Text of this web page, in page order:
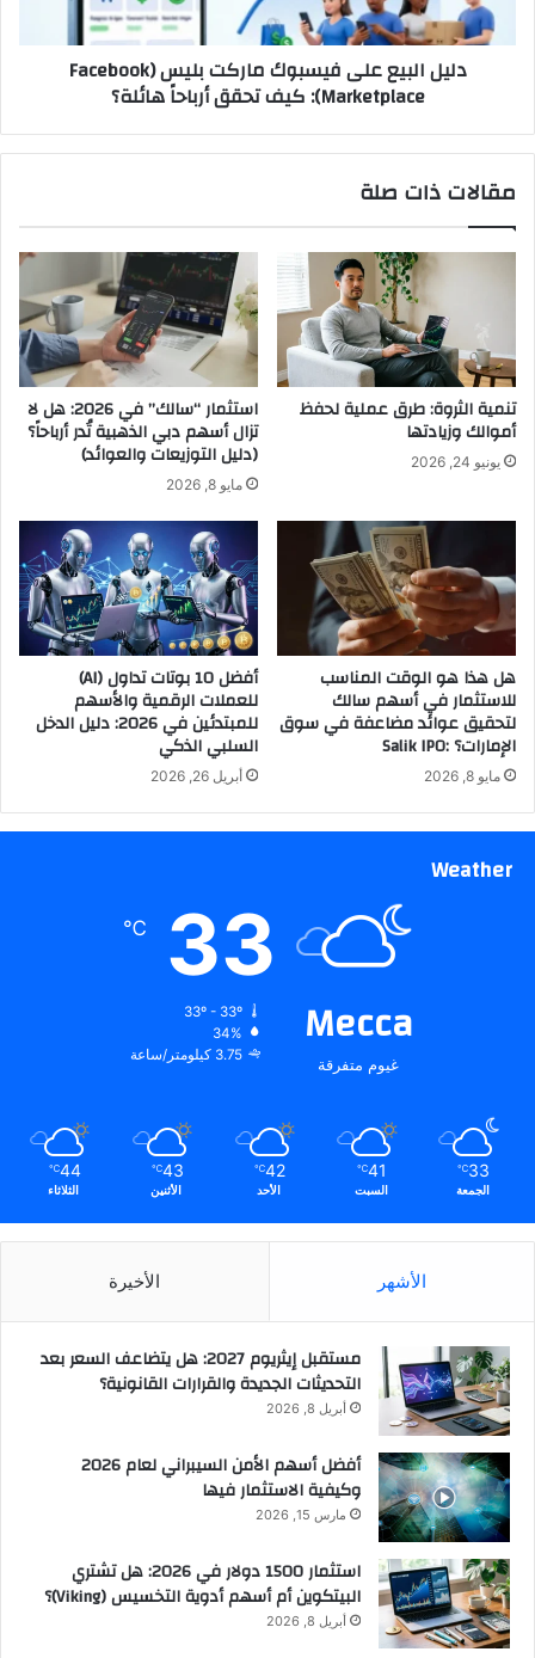
Marketplace):
كيف
دليل البيع على فيسبوك ماركت بليس (Facebook
Marketplace): كيف تحقق أرباحاً هائلة؟
مقالات ذات صلة
تنمية الثروة: طرق عملية لحفظ
أموالك وزيادتها
يونيو 24, 2026
استثمار “سالك” في 2026: هل لا
تزال أسهم دبي الذهبية تُدر أرباحاً؟
(دليل التوزيعات والعوائد)
مايو 8, 2026
هل هذا هو الوقت المناسب
للاستثمار في أسهم سالك
لتحقيق عوائد مضاعفة في سوق
الإمارات؟ :Salik IPO
مايو 8, 2026
أفضل 10 بوتات تداول (AI)
للعملات الرقمية والأسهم
للمبتدئين في 2026: دليل الدخل
السلبي الذكي
أبريل 26, 2026
Weather
Mecca
غيوم متفرقة
33
℃
33º - 33º
34%
3.75 كيلومتر/ساعة
33
℃
الجمعة
41
℃
السبت
42
℃
الأحد
43
℃
الأثنين
44
℃
الثلاثاء
الأشهر الأخيرة
مستقبل إيثريوم 2027: هل يتضاعف السعر بعد
التحديثات الجديدة والقرارات القانونية؟
أبريل 8, 2026
أفضل أسهم الأمن السيبراني لعام 2026
وكيفية الاستثمار فيها
مارس 15, 2026
استثمار 1500 دولار في 2026: هل تشتري
البيتكوين أم أسهم أدوية التخسيس (Viking)؟
أبريل 8, 2026